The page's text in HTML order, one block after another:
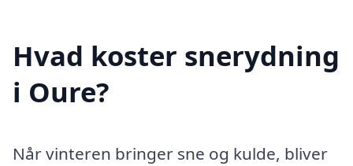
Hvad koster snerydning
i Oure?
Når vinteren bringer sne og kulde, bliver